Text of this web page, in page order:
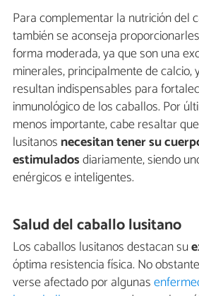
Para complementar la nutrición del
también se aconseja proporcionarles
forma moderada, ya que son una
minerales, principalmente de calcio,
resultan indispensables para
inmunológico de los caballos. Por
menos importante, cabe resaltar
lusitanos necesitan tener su
estimuladosdiariamente, siendo
enérgicos e inteligentes.
Salud del caballo lusitano
Los caballos lusitanos destacan su
óptima resistencia física. No
verse afectado por algunas